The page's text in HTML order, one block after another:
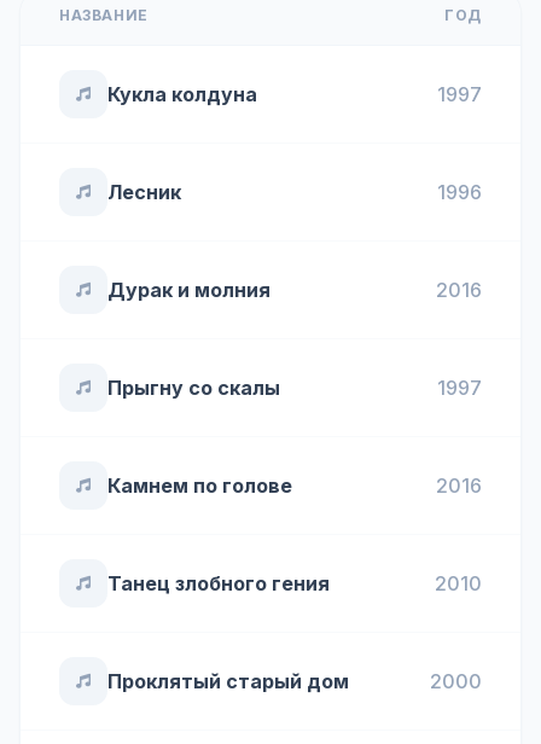
НАЗВАНИЕ ГОД
Кукла колдуна 1997
Лесник 1996
Дурак и молния 2016
Прыгну со скалы 1997
Камнем по голове 2016
Танец злобного гения 2010
Проклятый старый дом 2000